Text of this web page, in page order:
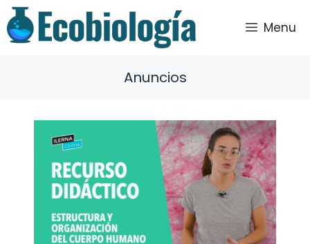
Saltar
al
contenido
Menu
Anuncios